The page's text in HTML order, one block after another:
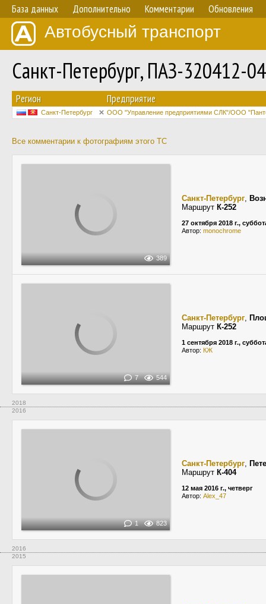
База данных Дополнительно Комментарии Обновления
Автобусный транспорт
Санкт-Петербург, ПАЗ-320412-
Регион Предприятие
Санкт-Петербург ООО "Управление предприятиями СЛК"/ООО
Все комментарии к фотографиям этого ТС
389
Санкт-Петербург,
Маршрут К-252
27 октября 2018 г.,
Автор: monochrome
7 544
Санкт-Петербург,
Маршрут К-252
1 сентября 2018 г.,
Автор: КЖ
2018
2016
1 823
Санкт-Петербург,
Маршрут К-404
12 мая 2016 г., четверг
Автор: Alex_47
2016
2015